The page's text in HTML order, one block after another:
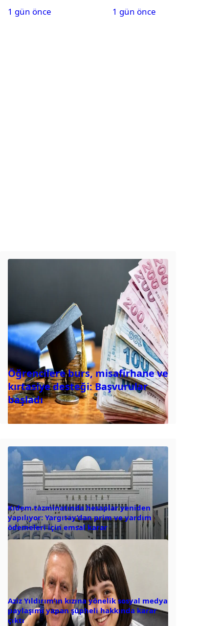
1 gün önce
1 gün önce
Öğrencilere burs, misafirhane ve
kırtasiye desteği: Başvurular
başladı
Kıdem tazminatında hesaplar yeniden
yapılıyor: Yargıtay’dan prim ve yardım
ödemeleri için emsal karar
Aziz Yıldırım’ın kızına yönelik sosyal medya
paylaşımı yapan şüpheli hakkında karar
çıktı